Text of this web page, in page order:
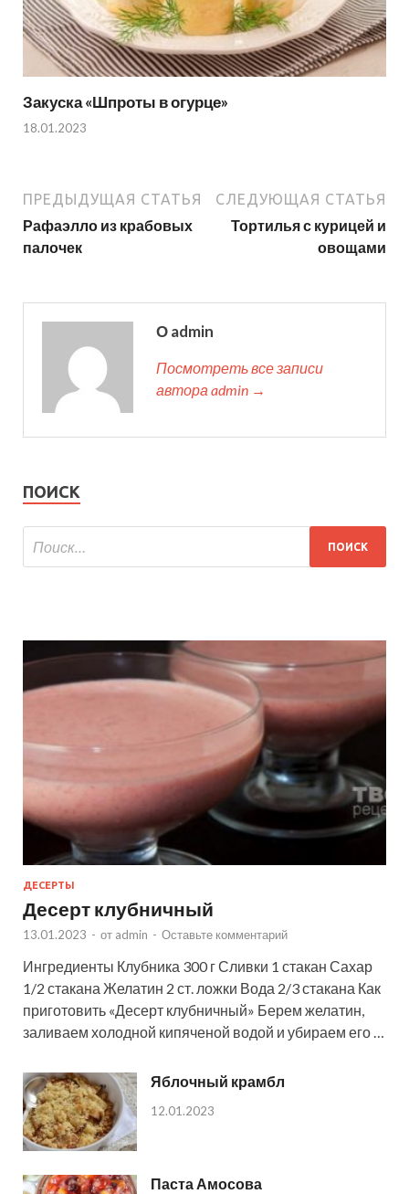
Закуска «Шпроты в огурце»
18.01.2023
ПРЕДЫДУЩАЯ СТАТЬЯ
Рафаэлло из крабовых
палочек
СЛЕДУЮЩАЯ СТАТЬЯ
Тортилья с курицей и
овощами
О admin
Посмотреть все записи
автора admin →
ПОИСК
ДЕСЕРТЫ
Десерт клубничный
13.01.2023 - от admin - Оставьте комментарий
Ингредиенты Клубника 300 г Сливки 1 стакан Сахар
1/2 стакана Желатин 2 ст. ложки Вода 2/3 стакана Как
приготовить «Десерт клубничный» Берем желатин,
заливаем холодной кипяченой водой и убираем его …
Яблочный крамбл
12.01.2023
Паста Амосова